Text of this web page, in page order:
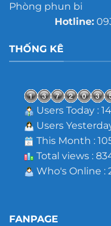
Phòng phun bi
Hotline:
THỐNG KÊ
Users Today :
Users
This Month :
Total views :
Who's Online :
FANPAGE